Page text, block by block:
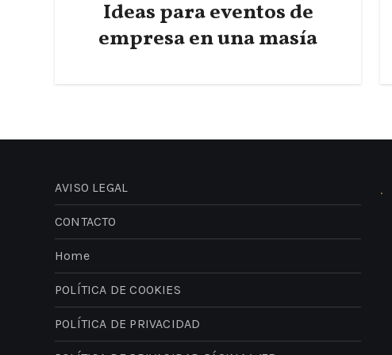
Ideas para eventos de
empresa en una masía
AVISO LEGAL
CONTACTO
Home
POLÍTICA DE COOKIES
POLÍTICA DE PRIVACIDAD
.